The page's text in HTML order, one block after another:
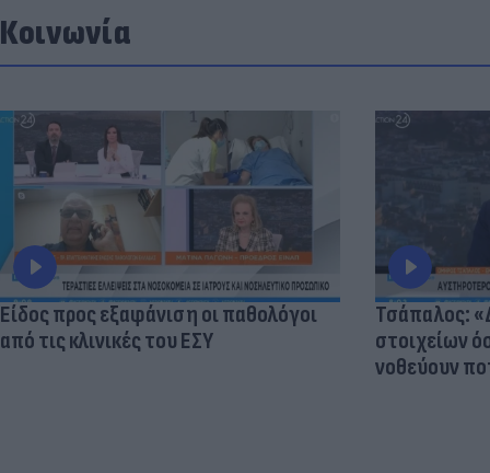
Κοινωνία
Είδος προς εξαφάνιση οι παθολόγοι
από τις κλινικές του ΕΣΥ
Τσάπαλος:
στοιχείων
νοθεύουν